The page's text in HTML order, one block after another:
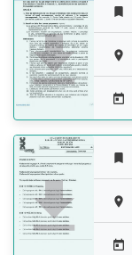







